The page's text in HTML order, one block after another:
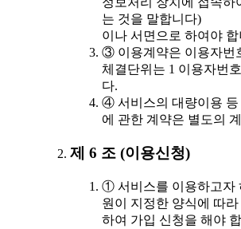
는 것을 말합니다)
이나 서면으로 하여야 합
③ 이용계약은 이용자번
체결단위는 1 이용자번
다.
④ 서비스의 대량이용 등
에 관한 계약은 별도의
제 6 조 (이용신청)
① 서비스를 이용하고자
원이 지정한 양식에 따
하여 가입 신청을 해야